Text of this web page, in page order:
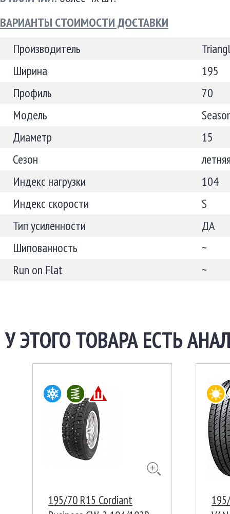
ВАРИАНТЫ СТОИМОСТИ ДОСТАВКИ
Производитель
Ширина
195
Профиль
70
Модель
Диаметр
15
Сезон
Индекс нагрузки
104
Индекс скорости
S
Тип усиленности
ДА
Шипованность
~
Run on Flat
~
У ЭТОГО ТОВАРА ЕСТЬ
195/70 R15 Cordiant